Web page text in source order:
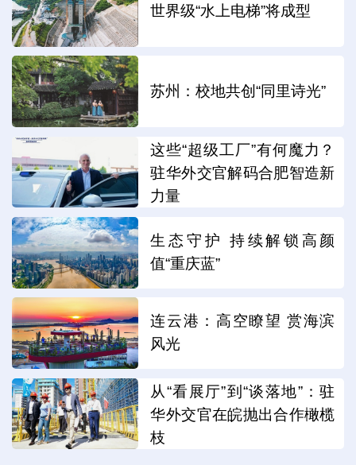
世界级“水上电梯”将成型
苏州：校地共创“同里诗光”
这些“超级工厂”有何魔力？
驻华外交官解码合肥智造新
力量
生态守护 持续解锁高颜
值“重庆蓝”
连云港：高空瞭望 赏海滨
风光
从“看展厅”到“谈落地”：驻
华外交官在皖抛出合作橄榄
枝